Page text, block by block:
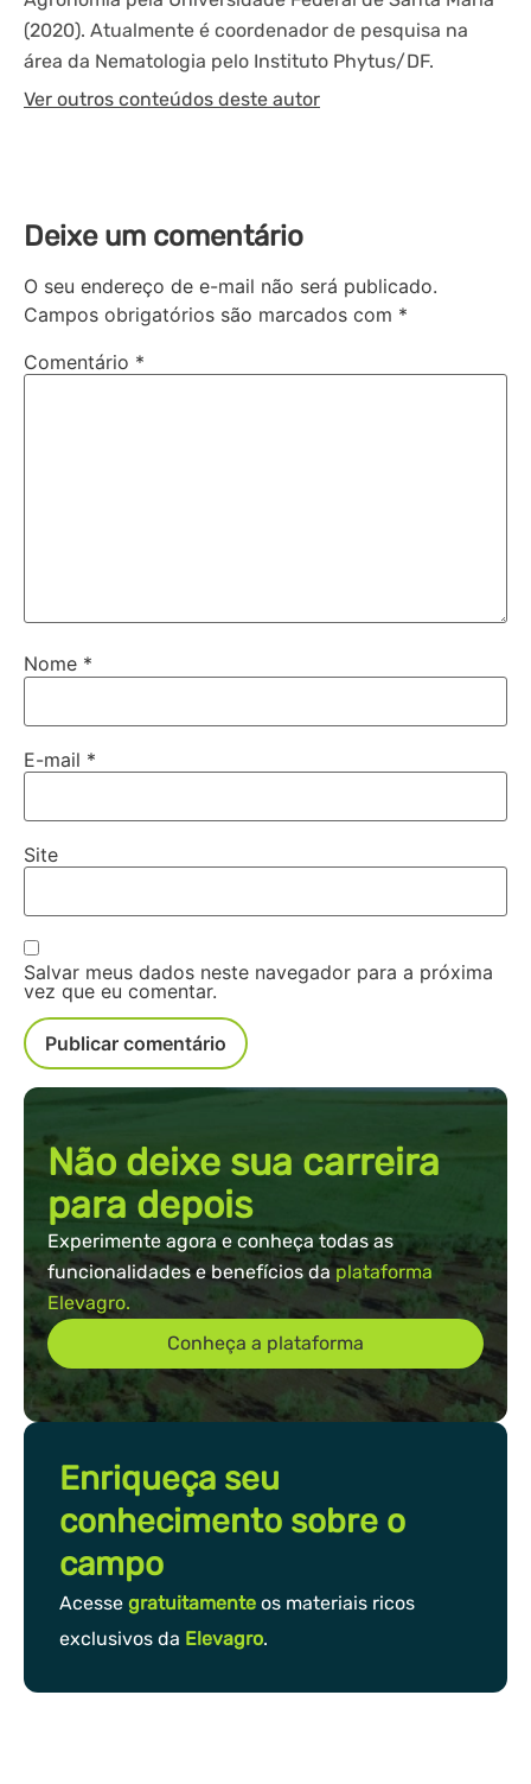
(2020). Atualmente é coordenador de pesquisa na
área da Nematologia pelo Instituto Phytus/DF.
Ver outros conteúdos deste autor
Deixe um comentário
O seu endereço de e-mail não será publicado.
Campos obrigatórios são marcados com *
Comentário *
Nome *
E-mail *
Site
Salvar meus dados neste navegador para a próxima
vez que eu comentar.
Não deixe sua carreira
para depois
Experimente agora e conheça todas as
funcionalidades e benefícios daplataforma
Elevagro.
Conheça a plataforma
Enriqueça seu
conhecimento sobre o
campo
Acesse gratuitamente os materiais ricos
exclusivos da Elevagro.